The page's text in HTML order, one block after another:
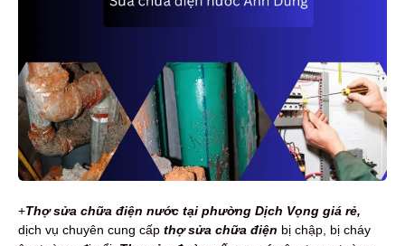
+Thợ sửa chữa điện nước tại phường Dịch Vọng giá rẻ,
dịch vụ chuyên cung cấp thợ sửa chữa điện bị chập, bị cháy